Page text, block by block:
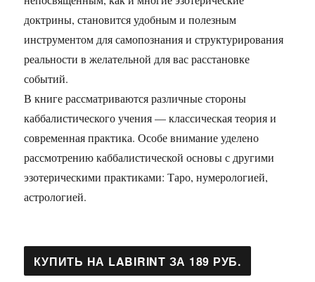
доктрины, становится удобным и полезным
инструментом для самопознания и структурирования
реальности в желательной для вас расстановке
событий.
В книге рассматриваются различные стороны
каббалистического учения — классическая теория и
современная практика. Особе внимание уделено
рассмотрению каббалистической основы с другими
эзотерическими практиками: Таро, нумерологией,
астрологией.